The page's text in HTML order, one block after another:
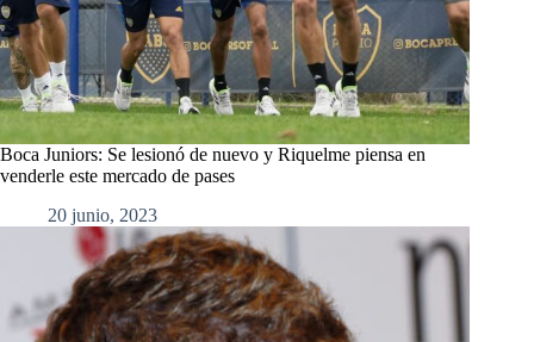
Boca Juniors: Se lesionó de nuevo y Riquelme piensa en
venderle este mercado de pases
20 junio, 2023